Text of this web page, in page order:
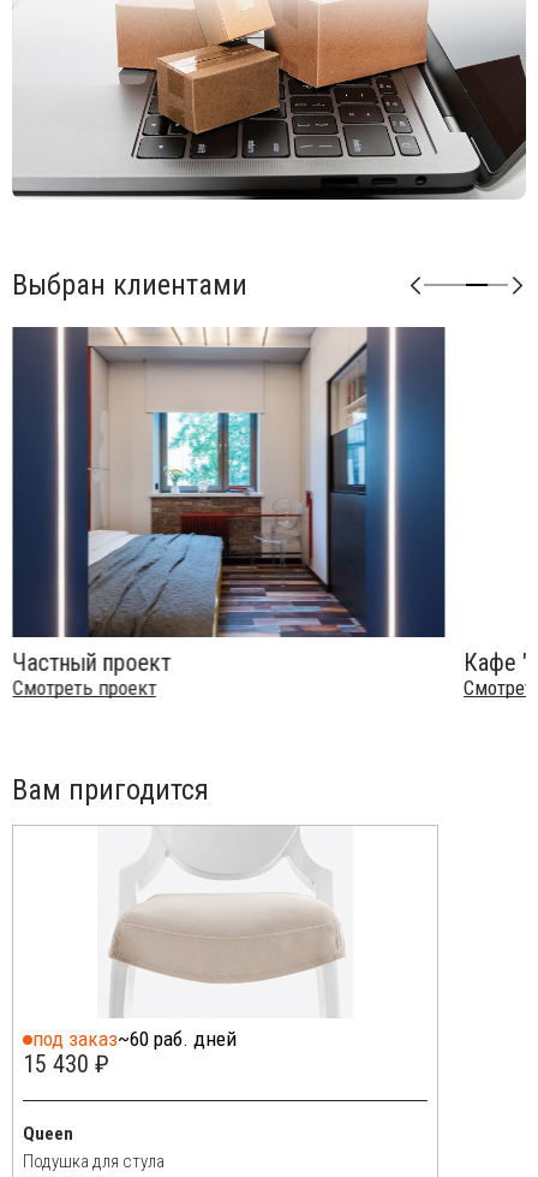
Выбран клиентами
Частный проект
Смотреть проект
Кафе
Вам пригодится
под заказ~60 раб. дней
15 430 ₽
Queen
Подушка для стула